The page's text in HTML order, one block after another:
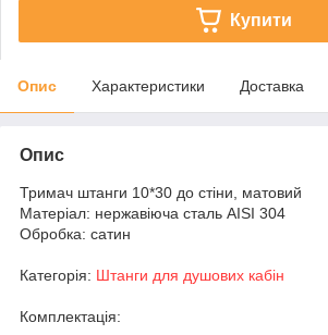
Купити
Опис Характеристики Доставка
Опис
Тримач штанги 10*30 до стіни, матовий
Матеріал: нержавіюча сталь AISI 304
Обробка: сатин
Категорія: Штанги для душових кабін
Комплектація: